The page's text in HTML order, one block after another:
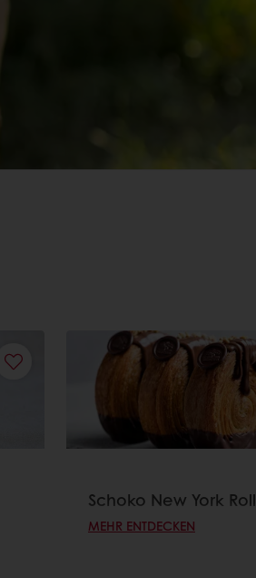
Schoko New York Roll
MEHR ENTDECKEN